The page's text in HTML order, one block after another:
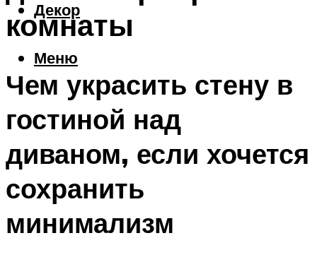
Декор
Меню
комнаты
Чем украсить стену в
гостиной над
диваном, если хочется
сохранить
минимализм